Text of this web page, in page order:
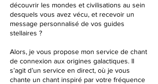
découvrir les mondes et civilisations au sein
desquels vous avez vécu, et recevoir un
message personnalisé de vos guides
stellaires ?
Alors, je vous propose mon service de chant
de connexion aux origines galactiques. Il
s’agit d’un service en direct, où je vous
chante un chant inspiré par votre fréquence